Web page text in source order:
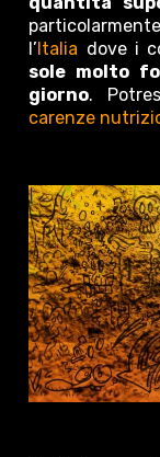
l’Italia dove i
sole molto
giorno.
carenze